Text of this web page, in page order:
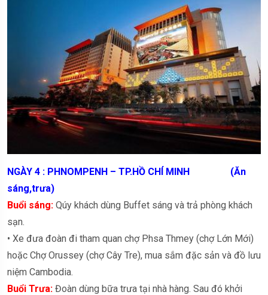
NGÀY 4 : PHNOMPENH – TP.HỒ CHÍ MINH (Ăn
sáng,trưa)
Buổi sáng: Qúy khách dùng Buffet sáng và trả phòng khách
sạn.
• Xe đưa đoàn đi tham quan chợ Phsa Thmey (chợ Lớn Mới)
hoặc Chợ Orussey (chợ Cây Tre), mua sắm đặc sản và đồ lưu
niệm Cambodia.
Buổi Trưa: Đoàn dùng bữa trưa tại nhà hàng. Sau đó khởi